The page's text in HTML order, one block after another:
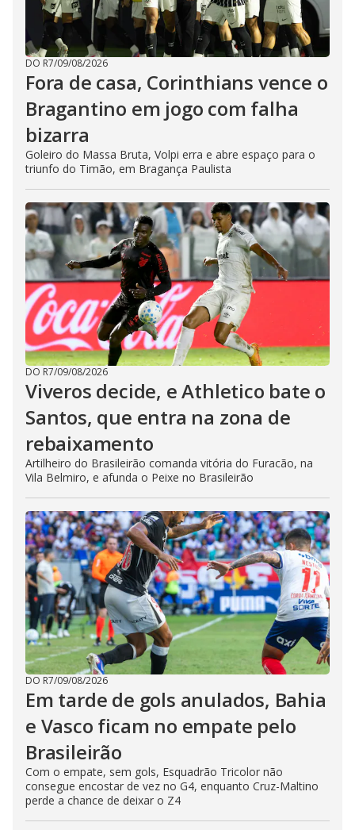
DO R7/09/08/2026
Fora de casa, Corinthians vence o
Bragantino em jogo com falha
bizarra
Goleiro do Massa Bruta, Volpi erra e abre espaço para o
triunfo do Timão, em Bragança Paulista
DO R7/09/08/2026
Viveros decide, e Athletico bate o
Santos, que entra na zona de
rebaixamento
Artilheiro do Brasileirão comanda vitória do Furacão, na
Vila Belmiro, e afunda o Peixe no Brasileirão
DO R7/09/08/2026
Em tarde de gols anulados, Bahia
e Vasco ficam no empate pelo
Brasileirão
Com o empate, sem gols, Esquadrão Tricolor não
consegue encostar de vez no G4, enquanto Cruz-Maltino
perde a chance de deixar o Z4